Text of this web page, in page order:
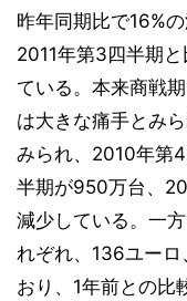
昨年同期比で16%
2011年第3四半期
ている。本来商戦
は大きな痛手とみ
みられ、2010年第
半期が950万台、
減少している。一
れぞれ、136ユー
おり、1年前との比